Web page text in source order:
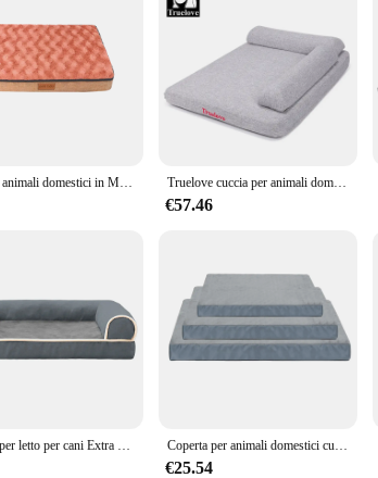
Letto per animali domestici in Memory Foam con rivestimento in pelliccia sintetica lavabile rimovibile letto per cani impermeabile ortopedico per letto per cani con fondo antiscivolo in cassa Truelove cuccia per animali domestici con cuscino Memory Foam morbido confortevole durevole 100% tessuto di lino per cani e gatti rimovibile lavabile TLX1211
€57.46
Cuscino per letto per cani Extra Large in Memory Foam ortopedico fodera resistente all'acqua e rivestimento lavabile rimovibile letto di supporto stabile Coperta per animali domestici cuscino per dormire per gatti letti in Memory Foam lavabile confortevole tappetino per cani morbido e caldo per cuccia per cuccioli cane piccolo, medio e grande
€25.54